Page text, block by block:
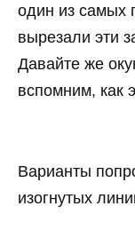
один из самых
вырезали эти
Давайте же
вспомним, как
Варианты
изогнутых